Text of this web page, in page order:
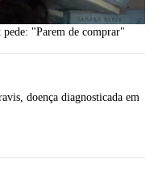
"Parem de comprar"
doença diagnosticada em